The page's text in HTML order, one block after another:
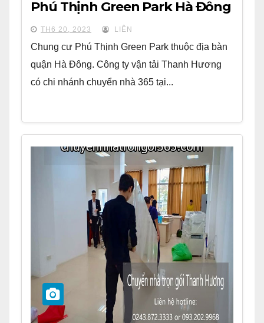
Phú Thịnh Green Park Hà Đông
TH6 20, 2023 LIÊN
Chung cư Phú Thịnh Green Park thuộc địa bàn
quận Hà Đông. Công ty vận tải Thanh Hương
có chi nhánh chuyển nhà 365 tại...